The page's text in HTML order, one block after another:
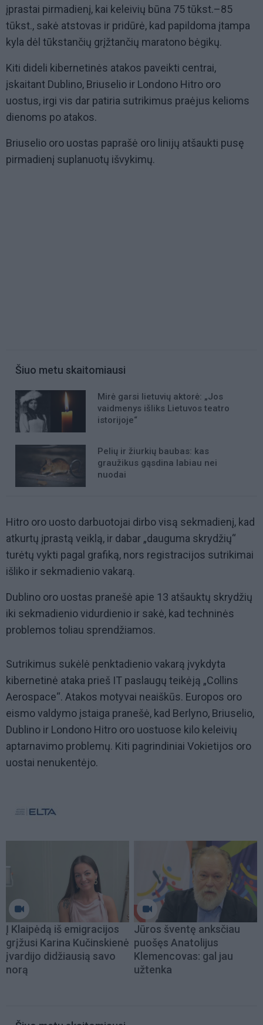
įprastai pirmadienį, kai keleivių būna 75 tūkst.–85
tūkst., sakė atstovas ir pridūrė, kad papildoma įtampa
kyla dėl tūkstančių grįžtančių maratono bėgikų.
Kiti dideli kibernetinės atakos paveikti centrai,
įskaitant Dublino, Briuselio ir Londono Hitro oro
uostus, irgi vis dar patiria sutrikimus praėjus kelioms
dienoms po atakos.
Briuselio oro uostas paprašė oro linijų atšaukti pusę
pirmadienį suplanuotų išvykimų.
Šiuo metu skaitomiausi
Mirė garsi lietuvių aktorė: „Jos
vaidmenys išliks Lietuvos teatro
istorijoje“
Pelių ir žiurkių baubas: kas
graužikus gąsdina labiau nei
nuodai
Hitro oro uosto darbuotojai dirbo visą sekmadienį, kad
atkurtų įprastą veiklą, ir dabar „dauguma skrydžių“
turėtų vykti pagal grafiką, nors registracijos sutrikimai
išliko ir sekmadienio vakarą.
Dublino oro uostas pranešė apie 13 atšauktų skrydžių
iki sekmadienio vidurdienio ir sakė, kad techninės
problemos toliau sprendžiamos.
Sutrikimus sukėlė penktadienio vakarą įvykdyta
kibernetinė ataka prieš IT paslaugų teikėją „Collins
Aerospace“. Atakos motyvai neaiškūs. Europos oro
eismo valdymo įstaiga pranešė, kad Berlyno, Briuselio,
Dublino ir Londono Hitro oro uostuose kilo keleivių
aptarnavimo problemų. Kiti pagrindiniai Vokietijos oro
uostai nenukentėjo.
Į Klaipėdą iš emigracijos
grįžusi Karina Kučinskienė
įvardijo didžiausią savo
norą
Jūros šventę anksčiau
puošęs Anatolijus
Klemencovas: gal jau
užtenka